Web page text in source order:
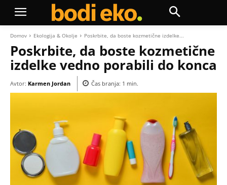
Domov Ekologija & Okolje Poskrbite, da boste kozmetične izdelke...
Poskrbite, da boste kozmetične
izdelke vedno porabili do konca
Avtor: Karmen Jordan Čas branja: 1 min.